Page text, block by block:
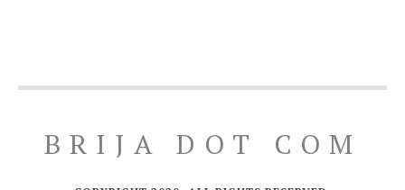
BRIJA DOT COM